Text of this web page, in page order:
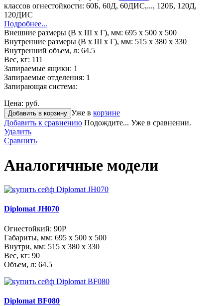
классов огнестойкости: 60Б, 60Д, 60ДИС,..., 120Б, 120Д,
120ДИС
Подробнее...
Внешние размеры (В х Ш х Г), мм: 695 x 500 x 500
Внутренние размеры (В х Ш х Г), мм: 515 x 380 x 330
Внутренний объем, л: 64.5
Вес, кг: 111
Запираемые ящики: 1
Запираемые отделения: 1
Запирающая система:
Цена: руб.
Добавить в корзину Уже в корзине
Добавить к сравнению Подождите... Уже в сравнении.
Удалить
Сравнить
Аналогичные модели
Diplomat JH070
Огнестойкий: 90P
Габариты, мм: 695 x 500 x 500
Внутри, мм: 515 x 380 x 330
Вес, кг: 90
Объем, л: 64.5
Diplomat BF080